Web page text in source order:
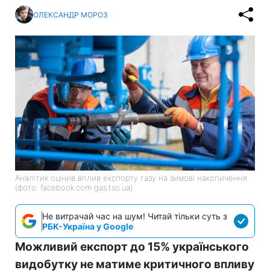
ОЛЕКСАНДР МОРОЗ
Аналітик оцінив вплив експорту газу на зимові накопичення
(фото: facebook.com gas.tso.ua)
Не витрачай час на шум! Читай тільки суть з
РБК-Україна у Google
Можливий експорт до 15% українського
видобутку не матиме критичного впливу